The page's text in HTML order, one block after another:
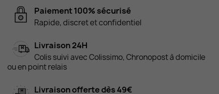
Paiement 100% sécurisé
Rapide, discret et confidentiel
Livraison 24H
Colis suivi avec Colissimo, Chronopost à domicile
ou en point relais
Livraison offerte dès 49€